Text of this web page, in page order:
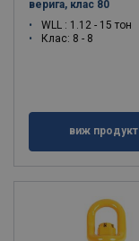
верига, клас 80
WLL : 1.12 - 15 тон
Клас: 8 - 8
виж продукт